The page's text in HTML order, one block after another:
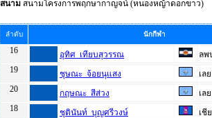
สนาม สนามโครงการพฤกษากาญจน์ (หนองหญ้าดอกขาว)
ลำดับ นักกีฬา
16 อุทิศ เทียบสุวรรณ
ลพ
19
ชุษณะ จ้อยนุแสง
เลย
20
กฤษณะ สีส่วง
เลย
18
ชุตินันท์ บุญศรีวงษ์
เชี